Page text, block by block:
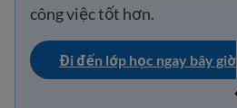
công việc tốt hơn.
Đi đến lớp học ngay bây giờ